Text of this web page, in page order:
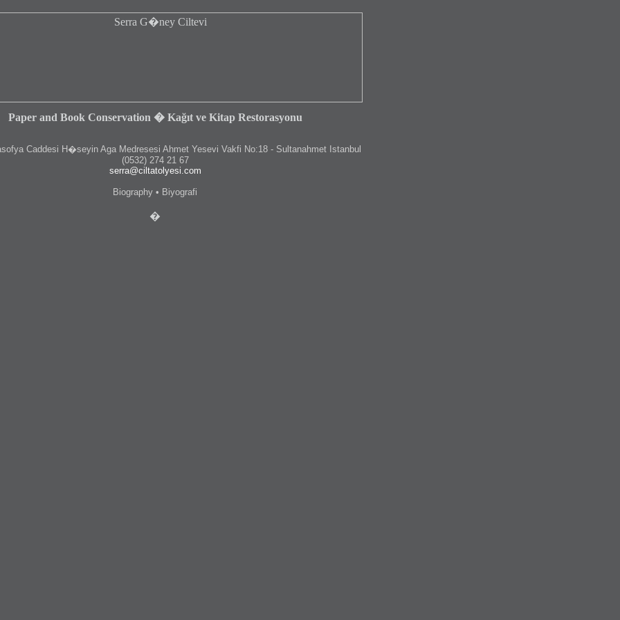
Paper and Book Conservation � Kağıt ve Kitap Restorasyonu
Caddesi H�seyin Aga Medresesi Ahmet Yesevi Vakfi No:18 - Sultanahmet Istanbul
(0532) 274 21 67
serra@ciltatolyesi.com
Biography • Biyografi
�